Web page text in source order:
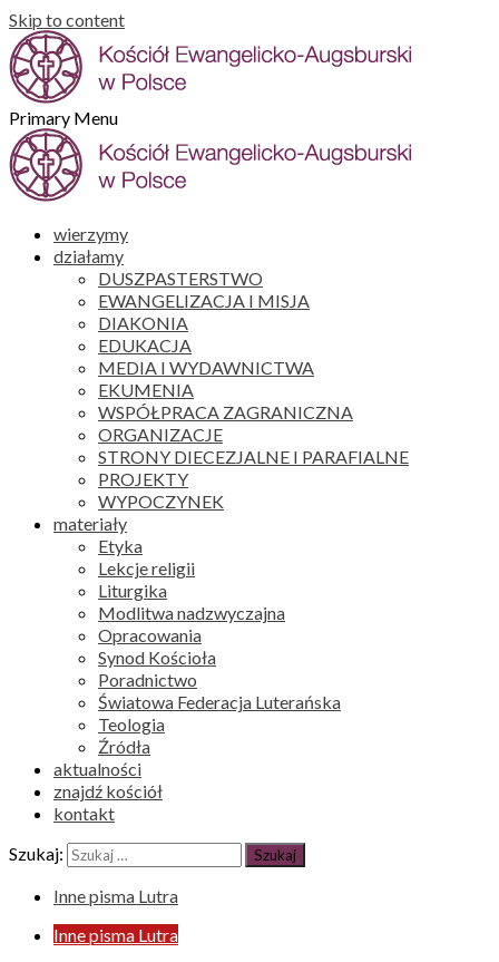
Skip to content
Primary Menu
wierzymy
działamy
DUSZPASTERSTWO
EWANGELIZACJA I MISJA
DIAKONIA
EDUKACJA
MEDIA I WYDAWNICTWA
EKUMENIA
WSPÓŁPRACA ZAGRANICZNA
ORGANIZACJE
STRONY DIECEZJALNE I PARAFIALNE
PROJEKTY
WYPOCZYNEK
materiały
Etyka
Lekcje religii
Liturgika
Modlitwa nadzwyczajna
Opracowania
Synod Kościoła
Poradnictwo
Światowa Federacja Luterańska
Teologia
Źródła
aktualności
znajdź kościół
kontakt
Szukaj:
Inne pisma Lutra
Inne pisma Lutra